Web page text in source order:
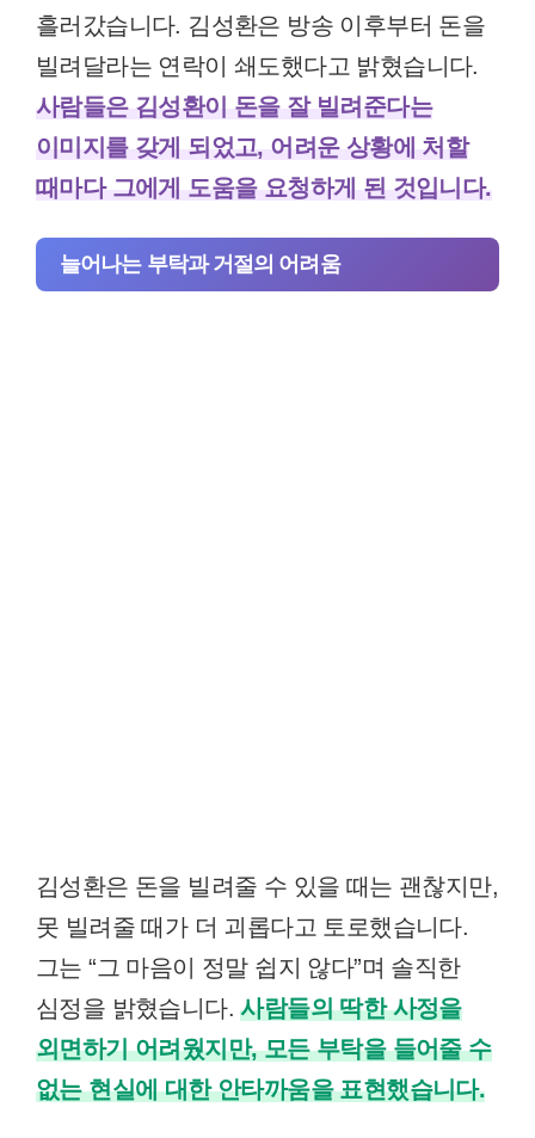
흘러갔습니다. 김성환은 방송 이후부터 돈을
빌려달라는 연락이 쇄도했다고 밝혔습니다.
사람들은 김성환이 돈을 잘 빌려준다는
이미지를 갖게 되었고, 어려운 상황에 처할
때마다 그에게 도움을 요청하게 된 것입니다.
늘어나는 부탁과 거절의 어려움
김성환은 돈을 빌려줄 수 있을 때는 괜찮지만,
못 빌려줄 때가 더 괴롭다고 토로했습니다.
그는 “그 마음이 정말 쉽지 않다”며 솔직한
심정을 밝혔습니다.사람들의 딱한 사정을
외면하기 어려웠지만, 모든 부탁을 들어줄 수
없는 현실에 대한 안타까움을 표현했습니다.